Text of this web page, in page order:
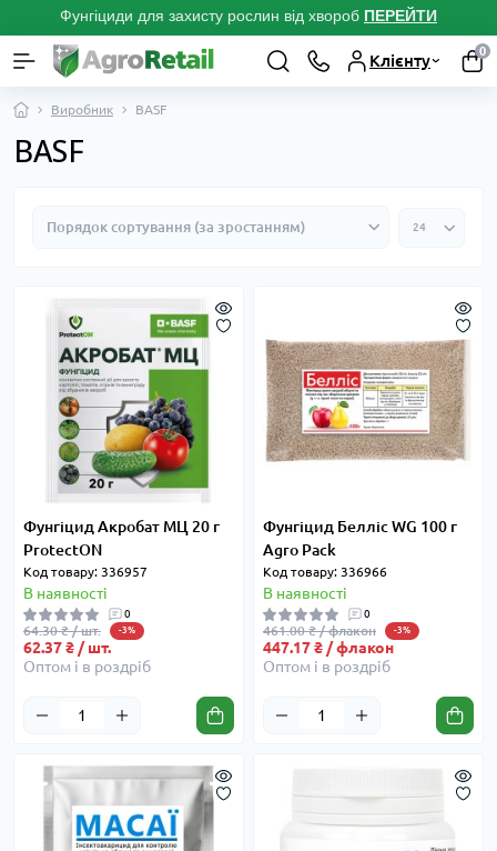
Фунгіциди для захисту рослин від хвороб ПЕРЕЙТИ
Клієнту
0
Виробник BASF
BASF
Фунгіцид Акробат МЦ 20 г
ProtectON
Код товару: 336957
В наявності
0
64.30 ₴ / шт. -3%
62.37 ₴ / шт.
Оптом і в роздріб
Фунгіцид Белліс WG 100 г
Agro Pack
Код товару: 336966
В наявності
0
461.00 ₴ / флакон -3%
447.17 ₴ / флакон
Оптом і в роздріб